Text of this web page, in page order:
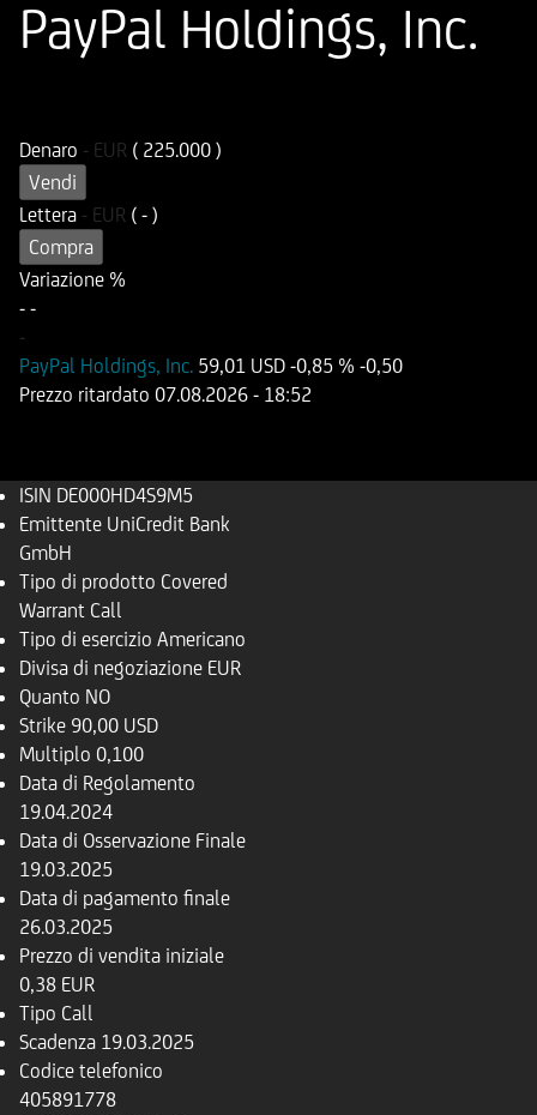
PayPal Holdings, Inc.
Denaro - EUR ( 225.000 )
Vendi
Lettera - EUR ( - )
Compra
Variazione %
- -
-
PayPal Holdings, Inc. 59,01 USD -0,85 % -0,50
Prezzo ritardato 07.08.2026 - 18:52
ISIN DE000HD4S9M5
Emittente UniCredit Bank
GmbH
Tipo di prodotto Covered
Warrant Call
Tipo di esercizio Americano
Divisa di negoziazione EUR
Quanto NO
Strike 90,00 USD
Multiplo 0,100
Data di Regolamento
19.04.2024
Data di Osservazione Finale
19.03.2025
Data di pagamento finale
26.03.2025
Prezzo di vendita iniziale
0,38 EUR
Tipo Call
Scadenza 19.03.2025
Codice telefonico
405891778